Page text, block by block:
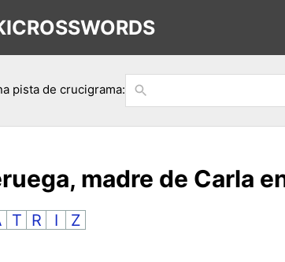
pista de crucigrama:
madre de Carla
T R I Z